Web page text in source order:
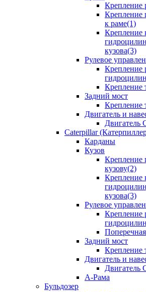
Крепление
Крепление
к раме(1)
Крепление
кузова(3)
Рулевое
Крепление
Крепление
Задний мост
Крепление
Двигатель и
Двигатель
Caterpillar
Карданы
Кузов
Крепление
кузову(2)
Крепление
кузова(3)
Рулевое
Крепление
Поперечная
Задний мост
Крепление
Двигатель и
Двигатель
А-Рама
Бульдозер